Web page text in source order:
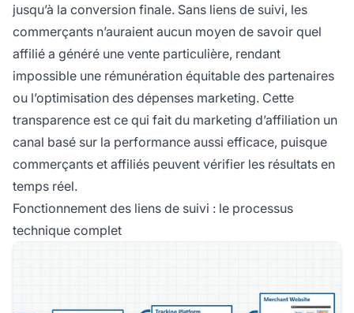
jusqu’à la conversion finale. Sans liens de suivi, les
commerçants n’auraient aucun moyen de savoir quel
affilié a généré une vente particulière, rendant
impossible une rémunération équitable des partenaires
ou l’optimisation des dépenses marketing. Cette
transparence est ce qui fait du marketing d’affiliation un
canal basé sur la performance aussi efficace, puisque
commerçants et affiliés peuvent vérifier les résultats en
temps réel.
Fonctionnement des liens de suivi : le processus
technique complet